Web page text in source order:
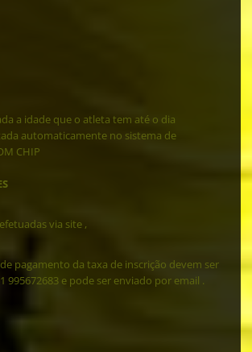
a idade que o atleta tem até o dia
automaticamente no sistema de
CHIP
via site ,
pagamento da taxa de inscrição devem ser
995672683 e pode ser enviado por email .